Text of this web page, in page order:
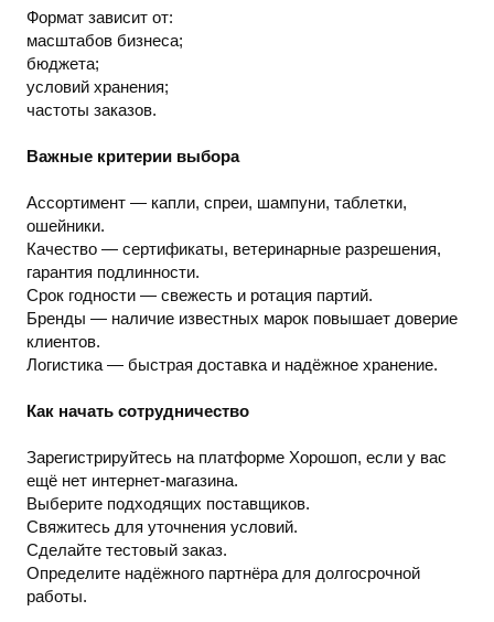
Формат зависит от:
масштабов бизнеса;
бюджета;
условий хранения;
частоты заказов.
Важные критерии выбора
Ассортимент — капли, спреи, шампуни, таблетки,
ошейники.
Качество — сертификаты, ветеринарные разрешения,
гарантия подлинности.
Срок годности — свежесть и ротация партий.
Бренды — наличие известных марок повышает доверие
клиентов.
Логистика — быстрая доставка и надёжное хранение.
Как начать сотрудничество
Зарегистрируйтесь на платформе Хорошоп, если у вас
ещё нет интернет-магазина.
Выберите подходящих поставщиков.
Свяжитесь для уточнения условий.
Сделайте тестовый заказ.
Определите надёжного партнёра для долгосрочной
работы.